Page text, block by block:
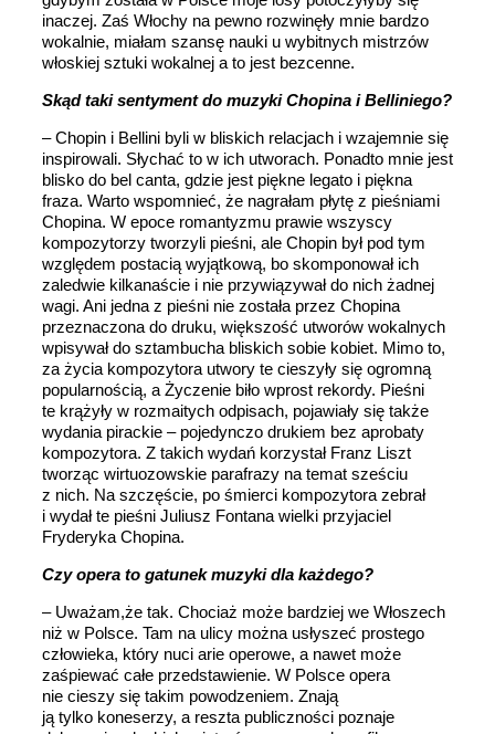
inaczej. Zaś Włochy na pewno rozwinęły mnie bardzo
wokalnie, miałam szansę nauki u wybitnych mistrzów
włoskiej sztuki wokalnej a to jest bezcenne.
Skąd taki sentyment do muzyki Chopina i Belliniego?
– Chopin i Bellini byli w bliskich relacjach i wzajemnie się
inspirowali. Słychać to w ich utworach. Ponadto mnie jest
blisko do bel canta, gdzie jest piękne legato i piękna
fraza. Warto wspomnieć, że nagrałam płytę z pieśniami
Chopina. W epoce romantyzmu prawie wszyscy
kompozytorzy tworzyli pieśni, ale Chopin był pod tym
względem postacią wyjątkową, bo skomponował ich
zaledwie kilkanaście i nie przywiązywał do nich żadnej
wagi. Ani jedna z pieśni nie została przez Chopina
przeznaczona do druku, większość utworów wokalnych
wpisywał do sztambucha bliskich sobie kobiet. Mimo to,
za życia kompozytora utwory te cieszyły się ogromną
popularnością, a Życzenie biło wprost rekordy. Pieśni
te krążyły w rozmaitych odpisach, pojawiały się także
wydania pirackie – pojedynczo drukiem bez aprobaty
kompozytora. Z takich wydań korzystał Franz Liszt
tworząc wirtuozowskie parafrazy na temat sześciu
z nich. Na szczęście, po śmierci kompozytora zebrał
i wydał te pieśni Juliusz Fontana wielki przyjaciel
Fryderyka Chopina.
Czy opera to gatunek muzyki dla każdego?
– Uważam,że tak. Chociaż może bardziej we Włoszech
niż w Polsce. Tam na ulicy można usłyszeć prostego
człowieka, który nuci arie operowe, a nawet może
zaśpiewać całe przedstawienie. W Polsce opera
nie cieszy się takim powodzeniem. Znają
ją tylko koneserzy, a reszta publiczności poznaje